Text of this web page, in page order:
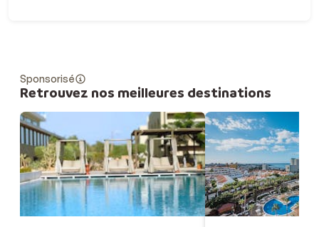
Sponsorisé
Retrouvez nos meilleures destinations